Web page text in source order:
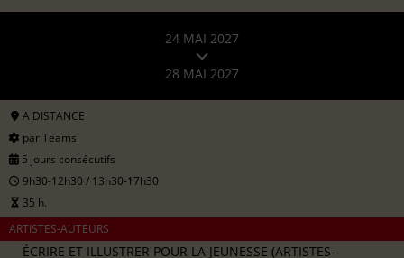
24 MAI 2027
28 MAI 2027
A DISTANCE
par Teams
5 jours consécutifs
9h30-12h30 / 13h30-17h30
35 h.
ARTISTES-AUTEURS
ÉCRIRE ET ILLUSTRER POUR LA JEUNESSE (ARTISTES-